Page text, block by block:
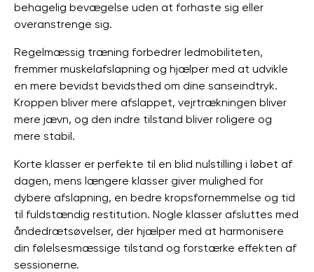
behagelig bevægelse uden at forhaste sig eller
overanstrenge sig.
Regelmæssig træning forbedrer ledmobiliteten,
fremmer muskelafslapning og hjælper med at udvikle
en mere bevidst bevidsthed om dine sanseindtryk.
Kroppen bliver mere afslappet, vejrtrækningen bliver
mere jævn, og den indre tilstand bliver roligere og
mere stabil.
Korte klasser er perfekte til en blid nulstilling i løbet af
dagen, mens længere klasser giver mulighed for
dybere afslapning, en bedre kropsfornemmelse og tid
til fuldstændig restitution. Nogle klasser afsluttes med
åndedrætsøvelser, der hjælper med at harmonisere
din følelsesmæssige tilstand og forstærke effekten af ​​
sessionerne.